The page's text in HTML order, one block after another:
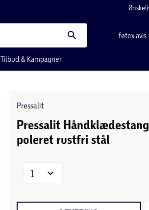
føtex avis
Tilbud & Kampagner
Pressalit
Pressalit
poleret rustfri stål
1